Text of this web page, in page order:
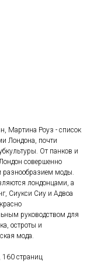
Мартина Роуз - список
Лондона, почти
От панков и
совершенно
разнообразием моды.
лондонцами, а
Сиукси Сиу и Адвоа
руководством для
остроты и
мода.
160 страниц